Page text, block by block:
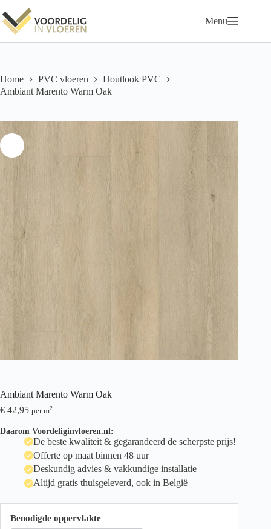
naar
de
inhoud
Menu
Home PVC vloeren
Houtlook PVC
Ambiant Marento Warm Oak
Ambiant Marento Warm Oak
€ 42,95 per m2
Daarom Voordeliginvloeren.nl:
De beste kwaliteit & gegarandeerd de scherpste prijs!
Offerte op maat binnen 48 uur
Deskundig advies & vakkundige installatie
Altijd gratis thuisgeleverd, ook in België
Benodigde oppervlakte